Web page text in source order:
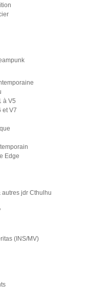
à V5
et V7
Edge
jdr Cthulhu
(INS/MV)